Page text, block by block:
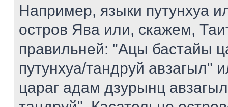
Например, языки путунхуа
остров Ява или, скажем,
правильней: "Ацы бастайы
путунхуа/тандруй авзагыл"
цараг адам дзурынц